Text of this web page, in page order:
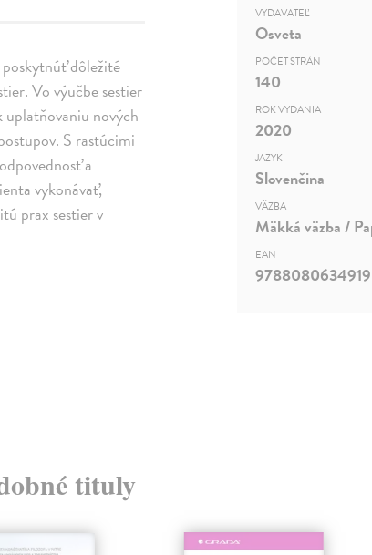
dôležité
Vo výučbe sestier
uplatňovaniu nových
S rastúcimi
a
vykonávať,
prax sestier v
VYDAVATEĽ
Osveta
POČET STRÁN
140
ROK VYDANIA
2020
JAZYK
Slovenčina
VÄZBA
Mäkká väzba /
EAN
9788080634919
tituly